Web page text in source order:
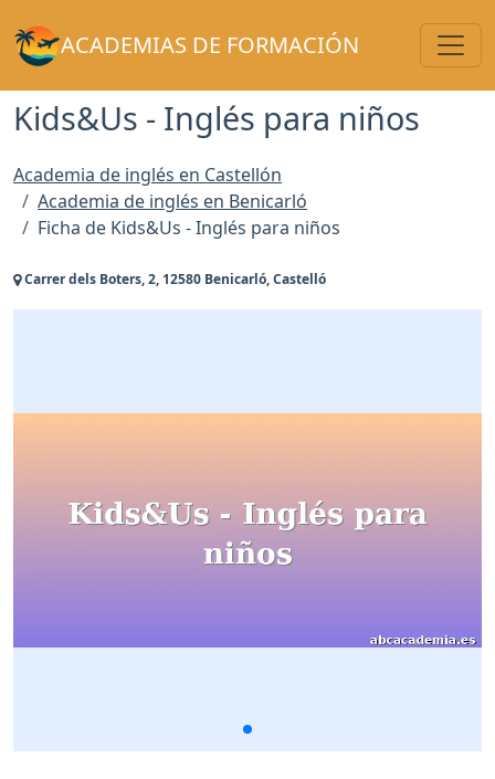
ACADEMIAS DE FORMACIÓN
Kids&Us - Inglés para niños
Academia de inglés en Castellón
Academia de inglés en Benicarló
Ficha de Kids&Us - Inglés para niños
Carrer dels Boters, 2, 12580 Benicarló, Castelló